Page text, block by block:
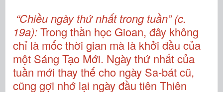
“Chiều ngày thứ nhất trong tuần” (c.
19a):Trong thần học Gioan, đây không
chỉ là mốc thời gian mà là khởi đầu của
một Sáng Tạo Mới. Ngày thứ nhất của
tuần mới thay thế cho ngày Sa-bát cũ,
cũng gợi nhớ lại ngày đầu tiên Thiên